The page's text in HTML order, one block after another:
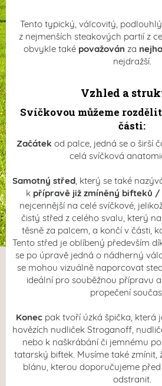
Tento typický, válcovitý,
z nejmenších steakových partií z
obvykle také považován za
nejdražší.
Vzhled a
Svíčkovou můžeme
části:
Začátek od palce, jedná se o širší
celá svíčková
Samotný střed, který se také
k přípravě již zmíněný bifteků /
nejcennější na celé svíčkové,
čistý střed z celého svalu, který
těsně za palcem, a končí v části,
Tento střed je oblíbený především
se po úpravě jedná o nádherný
se mohou vizuálně naporcovat
ideální pro souběžnou přípravu
propečení
Konecpak tvoří úzká špička, která
hovězích nudliček Stroganoff,
nebo k naškrábání či jemnému
tatarský biftek. Musíme také zmínit,
blánu, kterou doporučujeme
odstranit.